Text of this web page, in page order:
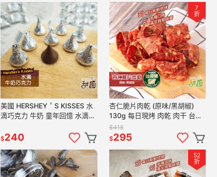
美國 HERSHEY＇S KISSES 水
滴巧克力 牛奶 童年回憶 水滴造
克力【甜園】
$240
7
折
杏仁脆片肉乾 (原味/黑胡椒)
130g 每日現烤 肉乾 肉干 台灣
豬 手工現烤 脆口【甜園】
$418
$295
52
折